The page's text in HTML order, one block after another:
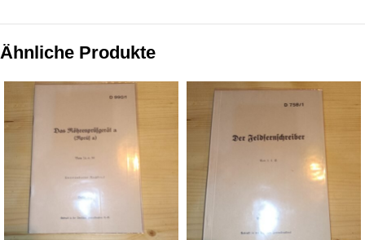
Ähnliche Produkte